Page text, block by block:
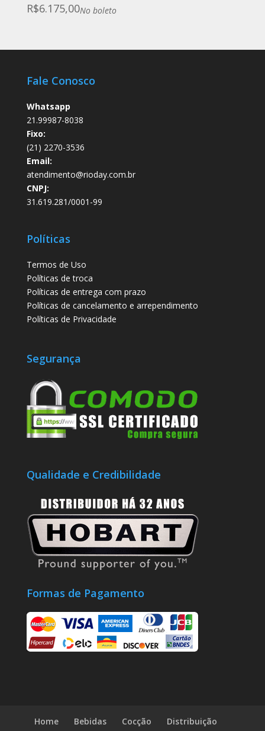
was:
R$6.175,00No boleto
Fale Conosco
Whatsapp
21.99987-8038
Fixo:
(21) 2270-3536
Email:
atendimento@rioday.com.br
CNPJ:
31.619.281/0001-99
Políticas
Termos de Uso
Políticas de troca
Políticas de entrega com prazo
Políticas de cancelamento e arrependimento
Políticas de Privacidade
Segurança
Qualidade e Credibilidade
Formas de Pagamento
Home Bebidas Cocção
Distribuição